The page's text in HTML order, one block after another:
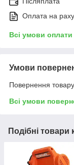
Оплата на
Всі умови оплати
Умови
Повернення
Всі умови
Подібні товари